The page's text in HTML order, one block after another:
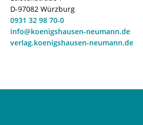
D-97082 Würzburg
0931 32 98 70-0
info@koenigshausen-neumann.de
verlag.koenigshausen-neumann.de